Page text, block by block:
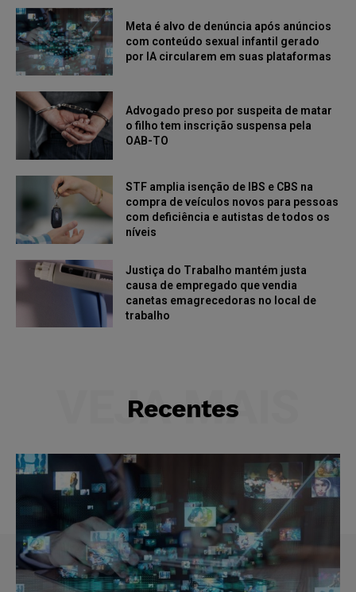
Meta é alvo de denúncia após anúncios
com conteúdo sexual infantil gerado
por IA circularem em suas plataformas
Advogado preso por suspeita de matar
o filho tem inscrição suspensa pela
OAB-TO
STF amplia isenção de IBS e CBS na
compra de veículos novos para pessoas
com deficiência e autistas de todos os
níveis
Justiça do Trabalho mantém justa
causa de empregado que vendia
canetas emagrecedoras no local de
trabalho
Recentes
VEJA MAIS